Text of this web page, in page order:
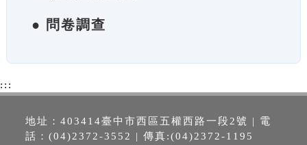
● 問卷調查
:::
地址：403414臺中市西區五權西路一段2號 | 電
話：(04)2372-3552 | 傳真:(04)2372-1195